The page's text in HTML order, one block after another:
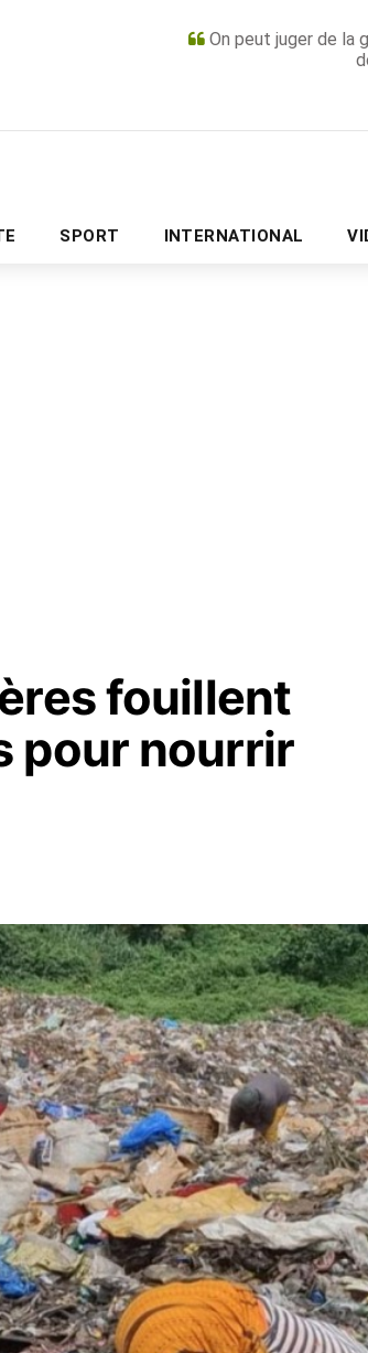
On peut juger de la
SPORT INTERNATIONAL
PUBLICITÉ
fouillent
pour nourrir